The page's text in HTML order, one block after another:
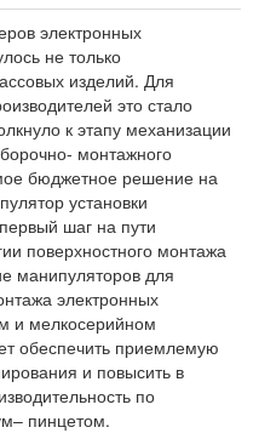
электронных
не только
изделий. Для
это стало
к этапу механизации
монтажного
бюджетное решение на
установки
шаг на пути
поверхностного монтажа
манипуляторов для
электронных
и мелкосерийном
обеспечить приемлемую
и повысить в
по
пинцетом.